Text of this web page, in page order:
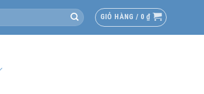
GIỎ HÀNG / 0 ₫